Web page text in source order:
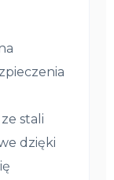
stali
dzięki